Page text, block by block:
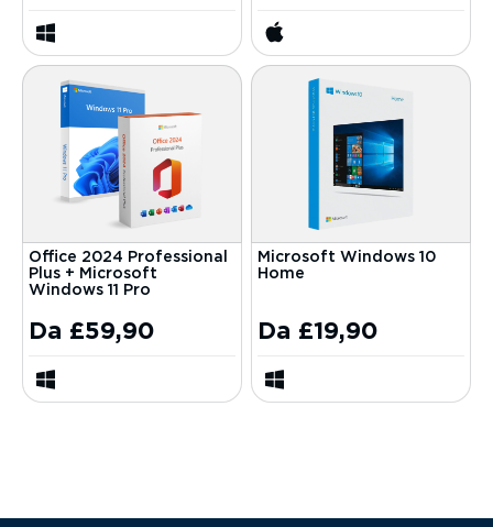
Office 2024 Professional
Plus + Microsoft
Windows 11 Pro
Da £59,90
Microsoft Windows 10
Home
Da £19,90